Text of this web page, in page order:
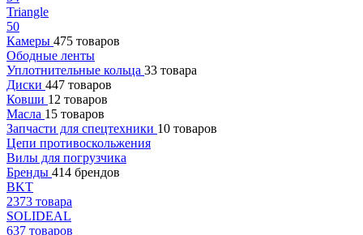
Triangle
50
Камеры 475 товаров
Ободные ленты
Уплотнительные кольца 33 товара
Диски 447 товаров
Ковши 12 товаров
Масла 15 товаров
Запчасти для спецтехники 10 товаров
Цепи противоскольжения
Вилы для погрузчика
Бренды 414 брендов
BKT
2373 товара
SOLIDEAL
637 товаров